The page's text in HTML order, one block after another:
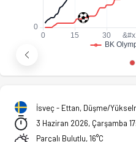
İsveç - Ettan, Düşme/
3 Haziran 2026, Çarşamba
Parçalı Bulutlu, 16°C